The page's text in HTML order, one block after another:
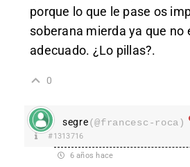
porque lo que le pase os
soberana mierda ya que no
adecuado. ¿Lo pillas?.
0
segre(@francesc-roca)
#1313716
6 años hace